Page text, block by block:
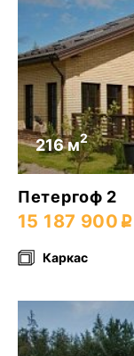
216 м2
Петергоф 2
15 187 900
Каркас